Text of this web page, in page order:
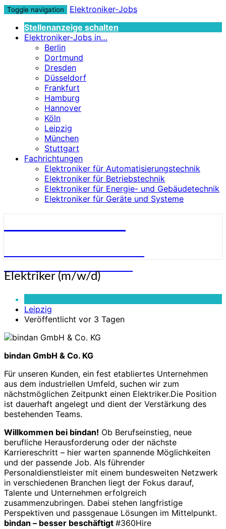
Toggle navigation
Elektroniker-Jobs
Stellenanzeige schalten
Elektroniker-Jobs in…
Berlin
Dortmund
Dresden
Düsseldorf
Frankfurt
Hamburg
Hannover
Köln
Leipzig
München
Stuttgart
Fachrichtungen
Elektroniker für Automatisierungstechnik
Elektroniker für Betriebstechnik
Elektroniker für Energie- und Gebäudetechnik
Elektroniker für Geräte und Systeme
Elektriker
Elektriker (m/w/d)
Leipzig
Veröffentlicht vor 3 Tagen
bindan GmbH & Co. KG
Für unseren Kunden, ein fest etabliertes Unternehmen
aus dem industriellen Umfeld, suchen wir zum
nächstmöglichen Zeitpunkt einen Elektriker.Die Position
ist dauerhaft angelegt und dient der Verstärkung des
bestehenden Teams.
Willkommen bei bindan! Ob Berufseinstieg, neue
berufliche Herausforderung oder der nächste
Karriereschritt – hier warten spannende Möglichkeiten
und der passende Job. Als führender
Personaldienstleister mit einem bundesweiten Netzwerk
in verschiedenen Branchen liegt der Fokus darauf,
Talente und Unternehmen erfolgreich
zusammenzubringen. Dabei stehen langfristige
Perspektiven und passgenaue Lösungen im Mittelpunkt.
bindan – besser beschäftigt #360Hire